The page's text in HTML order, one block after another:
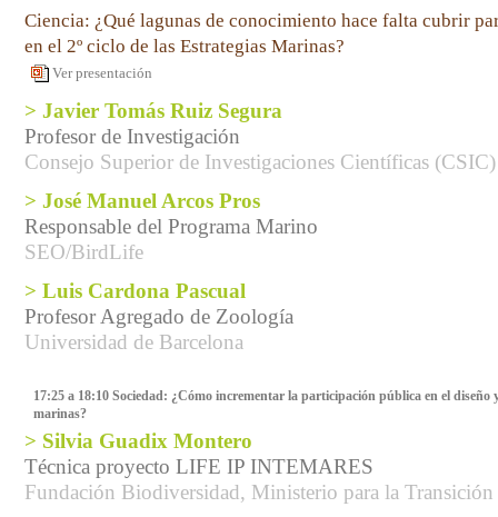
Ciencia: ¿Qué lagunas de conocimiento hace falta cubrir
en el 2º ciclo de las Estrategias Marinas?
Ver presentación
> Javier Tomás Ruiz Segura
Profesor de Investigación
Consejo Superior de Investigaciones Científicas (CSIC)
> José Manuel Arcos Pros
Responsable del Programa Marino
SEO/BirdLife
> Luis Cardona Pascual
Profesor Agregado de Zoología
Universidad de Barcelona
17:25 a 18:10 Sociedad: ¿Cómo incrementar la participación pública en el diseño
marinas?
> Silvia Guadix Montero
Técnica proyecto LIFE IP INTEMARES
Fundación Biodiversidad, Ministerio para la